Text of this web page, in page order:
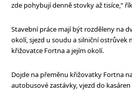
zde pohybují denně stovky až tisíce,“
Stavební práce mají být rozděleny na
okolí, sjezd u soudu a silniční ostrůvek
křižovatce Fortna a jejím okolí.
Dojde na přeměnu křižovatky Fortna
autobusové zastávky, vjezd do